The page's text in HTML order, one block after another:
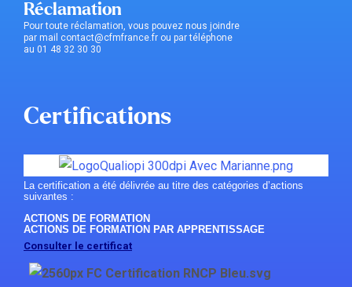
Réclamation
Pour toute réclamation, vous pouvez nous joindre
par mail contact@cfmfrance.fr ou par téléphone
au 01 48 32 30 30
Certifications
La certification a été délivrée au titre des catégories d’actions
suivantes :
ACTIONS DE FORMATION
ACTIONS DE FORMATION PAR APPRENTISSAGE
Consulter le certificat